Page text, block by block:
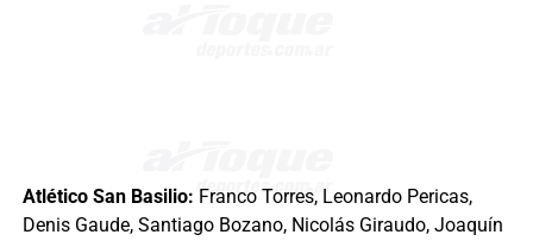
Atlético San Basilio: Franco Torres, Leonardo Pericas,
Denis Gaude, Santiago Bozano, Nicolás Giraudo, Joaquín